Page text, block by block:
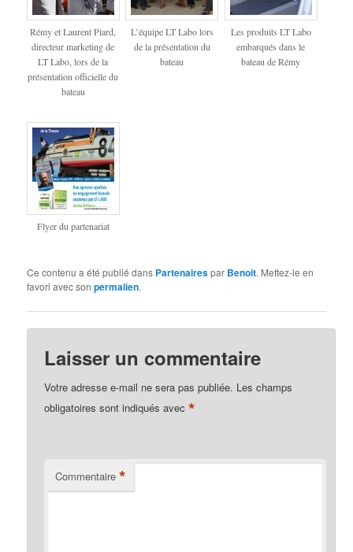
Rémy et Laurent Piard,
directeur marketing de
LT Labo, lors de la
présentation officielle du
bateau
L’équipe LT Labo lors
de la présentation du
bateau
Les produits LT Labo
embarqués dans le
bateau de Rémy
Flyer du partenariat
Ce contenu a été publié dans Partenairespar Benoit. Mettez-le en
favori avec sonpermalien.
Laisser un commentaire
Votre adresse e-mail ne sera pas publiée. Les champs
obligatoires sont indiqués avec*
Commentaire *